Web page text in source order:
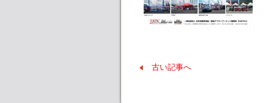
古い記事へ